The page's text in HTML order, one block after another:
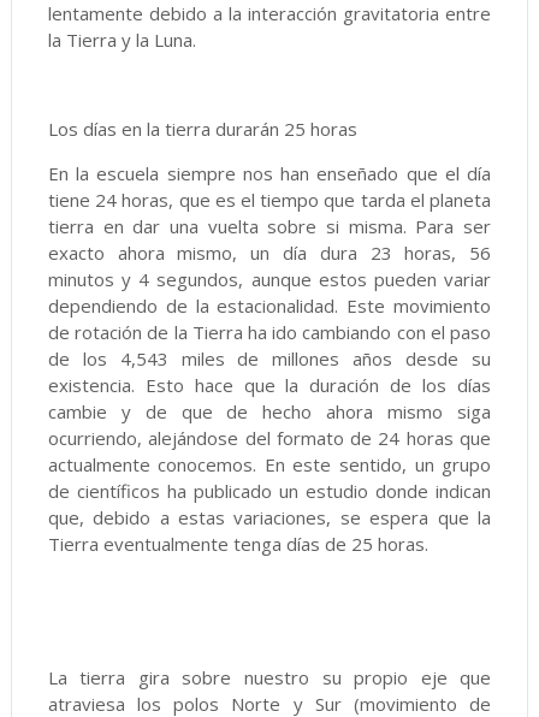
lentamente debido a la interacción gravitatoria entre
la Tierra y la Luna.
Los días en la tierra durarán 25 horas
En la escuela siempre nos han enseñado que el día
tiene 24 horas, que es el tiempo que tarda el planeta
tierra en dar una vuelta sobre si misma. Para ser
exacto ahora mismo, un día dura 23 horas, 56
minutos y 4 segundos, aunque estos pueden variar
dependiendo de la estacionalidad. Este movimiento
de rotación de la Tierra ha ido cambiando con el paso
de los 4,543 miles de millones años desde su
existencia. Esto hace que la duración de los días
cambie y de que de hecho ahora mismo siga
ocurriendo, alejándose del formato de 24 horas que
actualmente conocemos. En este sentido, un grupo
de científicos ha publicado un estudio donde indican
que, debido a estas variaciones, se espera que la
Tierra eventualmente tenga días de 25 horas.
La tierra gira sobre nuestro su propio eje que
atraviesa los polos Norte y Sur (movimiento de